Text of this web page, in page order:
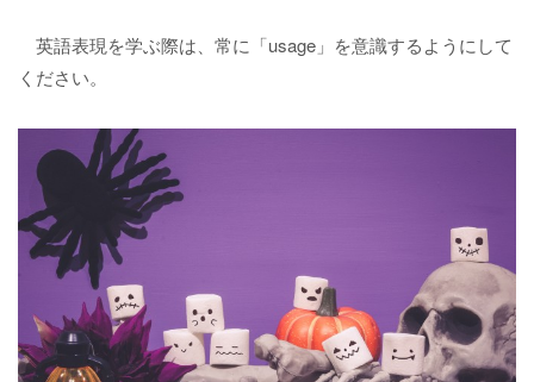
英語表現を学ぶ際は、常に「usage」を意識するようにして
ください。